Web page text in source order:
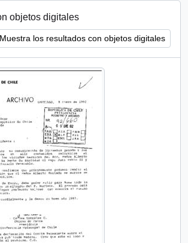
objetos digitales
Muestra los resultados con objetos digitales